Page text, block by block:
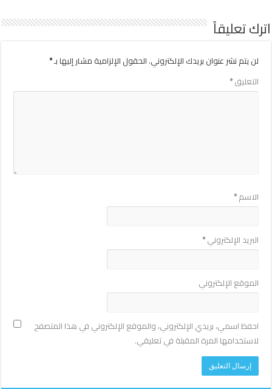
اترك تعليقاً
لن يتم نشر عنوان بريدك الإلكتروني. الحقول الإلزامية مشار إليها بـ*
التعليق*
الاسم*
البريد الإلكتروني*
الموقع الإلكتروني
احفظ اسمي، بريدي الإلكتروني، والموقع الإلكتروني في هذا المتصفح
لاستخدامها المرة المقبلة في تعليقي.